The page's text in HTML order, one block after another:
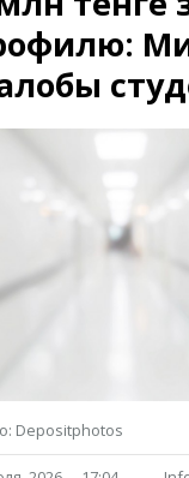
зоопарк
дорог
Depositphotos